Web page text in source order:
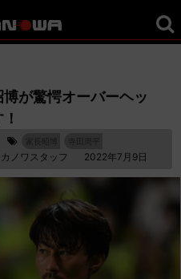
が驚愕オーバーヘッ
ノワスタッフ 2022年7月9日